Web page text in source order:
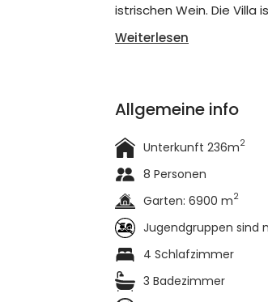
istrischen Wein. Die Villa
Weiterlesen
Allgemeine info
Unterkunft 236m2
8 Personen
Garten: 6900 m2
Jugendgruppen sind
4 Schlafzimmer
3 Badezimmer